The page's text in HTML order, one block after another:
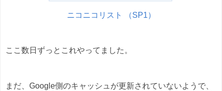
ニコニコリスト （SP1）
ここ数日ずっとこれやってました。
まだ、Google側のキャッシュが更新されていないようで、